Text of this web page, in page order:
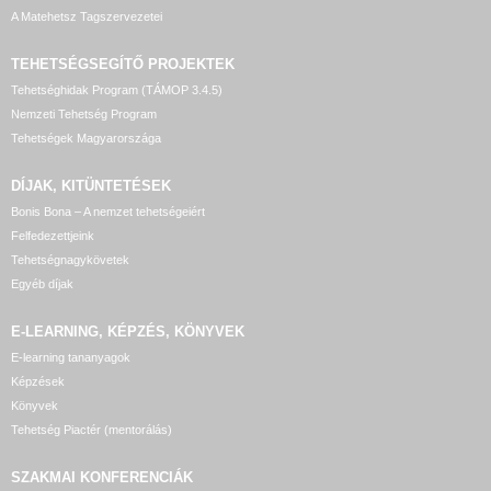
A Matehetsz Tagszervezetei
TEHETSÉGSEGÍTŐ PROJEKTEK
Tehetséghidak Program (TÁMOP 3.4.5)
Nemzeti Tehetség Program
Tehetségek Magyarországa
DÍJAK, KITÜNTETÉSEK
Bonis Bona – A nemzet tehetségeiért
Felfedezettjeink
Tehetségnagykövetek
Egyéb díjak
E-LEARNING, KÉPZÉS, KÖNYVEK
E-learning tananyagok
Képzések
Könyvek
Tehetség Piactér (mentorálás)
SZAKMAI KONFERENCIÁK